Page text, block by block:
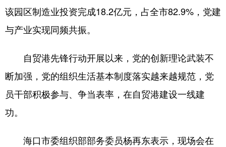
该园区制造业投资完成18.2亿元，占全市82.9%，党建
与产业实现同频共振。
自贸港先锋行动开展以来，党的创新理论武装不
断加强，党的组织生活基本制度落实越来越规范，党
员干部积极参与、争当表率，在自贸港建设一线建
功。
海口市委组织部部务委员杨再东表示，现场会在